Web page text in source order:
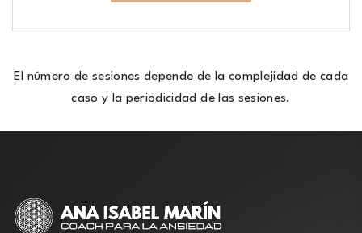
El número de sesiones depende de la complejidad de cada
caso y la periodicidad de las sesiones.